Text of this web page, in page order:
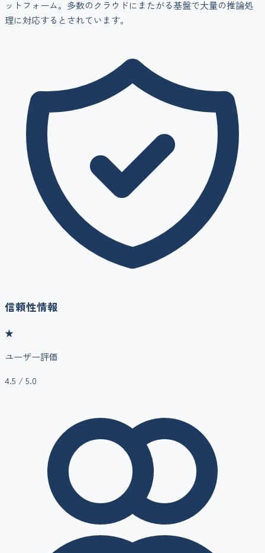
ットフォーム。多数のクラウドにまたがる基盤で大量の推論処
理に対応するとされています。
信頼性情報
★
ユーザー評価
4.5 / 5.0